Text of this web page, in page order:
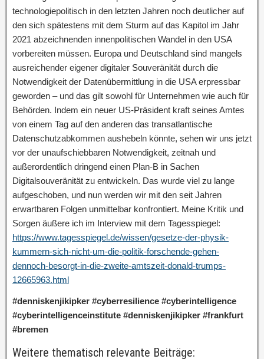
technologiepolitisch in den letzten Jahren noch deutlicher auf
den sich spätestens mit dem Sturm auf das Kapitol im Jahr
2021 abzeichnenden innenpolitischen Wandel in den USA
vorbereiten müssen. Europa und Deutschland sind mangels
ausreichender eigener digitaler Souveränität durch die
Notwendigkeit der Datenübermittlung in die USA erpressbar
geworden – und das gilt sowohl für Unternehmen wie auch für
Behörden. Indem ein neuer US-Präsident kraft seines Amtes
von einem Tag auf den anderen das transatlantische
Datenschutzabkommen aushebeln könnte, sehen wir uns jetzt
vor der unaufschiebbaren Notwendigkeit, zeitnah und
außerordentlich dringend einen Plan-B in Sachen
Digitalsouveränität zu entwickeln. Das wurde viel zu lange
aufgeschoben, und nun werden wir mit den seit Jahren
erwartbaren Folgen unmittelbar konfrontiert. Meine Kritik und
Sorgen äußere ich im Interview mit dem Tagesspiegel:
https://www.tagesspiegel.de/wissen/gesetze-der-physik-
kummern-sich-nicht-um-die-politik-forschende-gehen-
dennoch-besorgt-in-die-zweite-amtszeit-donald-trumps-
12665963.html
#denniskenjikipker #cyberresilience #cyberintelligence
#cyberintelligenceinstitute #denniskenjikipker #frankfurt
#bremen
Weitere thematisch relevante Beiträge: